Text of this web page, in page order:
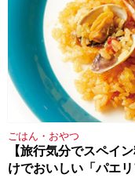
ごはん・おやつ
【旅行気分でスペイ
けでおいしい「パエ